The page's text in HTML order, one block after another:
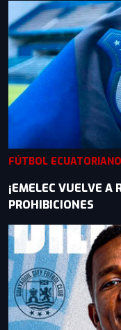
FÚTBOL ECUATORIANO
¡EMELEC VUELVE A
PROHIBICIONES